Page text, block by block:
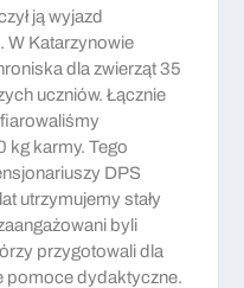
ją wyjazd
W Katarzynowie
dla zwierząt 35
uczniów. Łącznie
karmy. Tego
DPS
utrzymujemy stały
byli
przygotowali dla
pomoce dydaktyczne.